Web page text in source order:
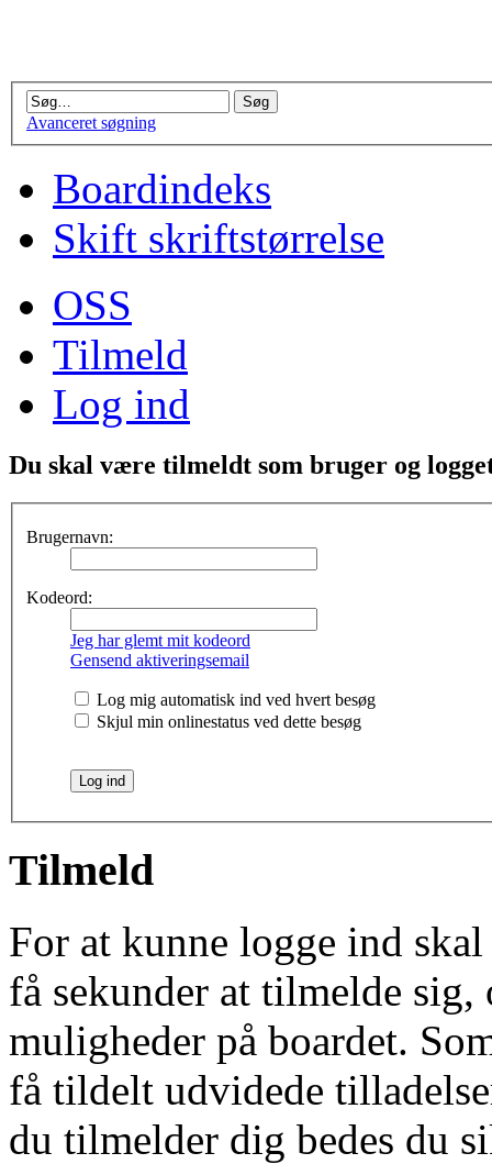
Avanceret søgning
Boardindeks
Skift skriftstørrelse
OSS
Tilmeld
Log ind
Du skal være tilmeldt som bruger og
Brugernavn:
Kodeord:
Jeg har glemt mit kodeord
Gensend aktiveringsemail
Log mig automatisk ind ved hvert besøg
Skjul min onlinestatus ved dette besøg
Tilmeld
For at kunne logge ind
få sekunder at tilmelde
muligheder på boardet.
få tildelt udvidede
du tilmelder dig bedes du